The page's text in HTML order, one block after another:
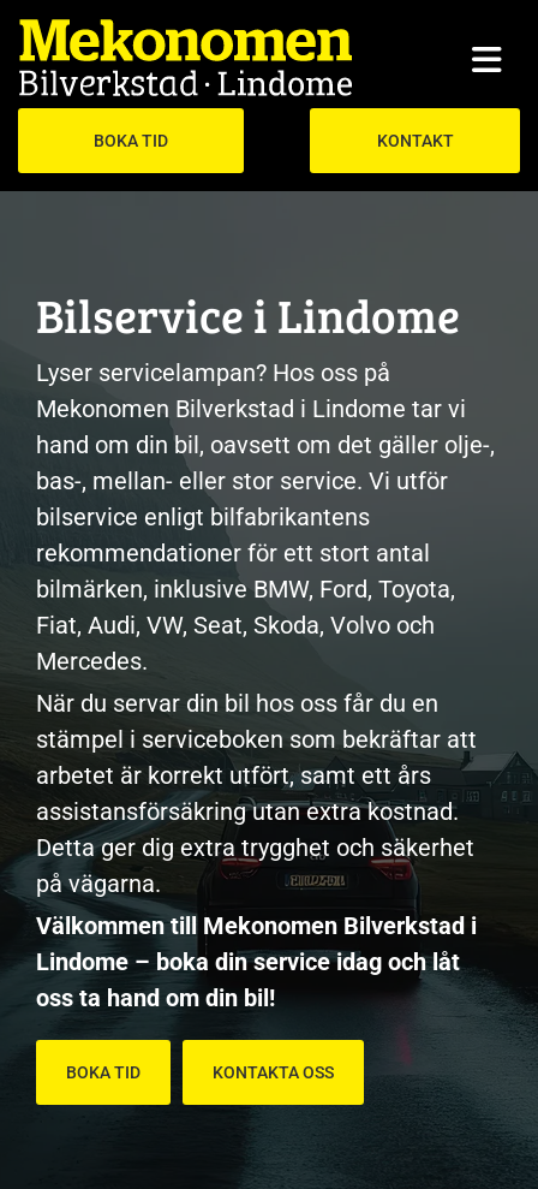
BOKA TID KONTAKT
Bilservice i Lindome
Lyser servicelampan? Hos oss på
Mekonomen Bilverkstad i Lindome tar vi
hand om din bil, oavsett om det gäller olje-,
bas-, mellan- eller stor service. Vi utför
bilservice enligt bilfabrikantens
rekommendationer för ett stort antal
bilmärken, inklusive BMW, Ford, Toyota,
Fiat, Audi, VW, Seat, Skoda, Volvo och
Mercedes.
När du servar din bil hos oss får du en
stämpel i serviceboken som bekräftar att
arbetet är korrekt utfört, samt ett års
assistansförsäkring utan extra kostnad.
Detta ger dig extra trygghet och säkerhet
på vägarna.
Välkommen till Mekonomen Bilverkstad i
Lindome – boka din service idag och låt
oss ta hand om din bil!
BOKA TID KONTAKTA OSS